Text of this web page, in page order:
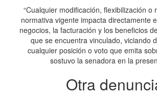
“Cualquier modificación, flexibilización o
normativa vigente impacta directamente
negocios, la facturación y los beneficios
que se encuentra vinculado, viciando
cualquier posición o voto que emita
sostuvo la senadora en la
Otra